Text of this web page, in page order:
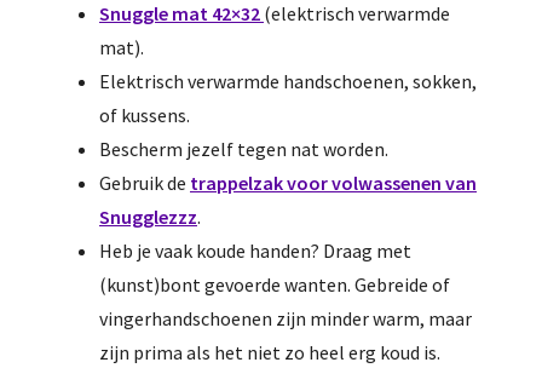
Snuggle mat 42×32 (elektrisch verwarmde
mat).
Elektrisch verwarmde handschoenen, sokken,
of kussens.
Bescherm jezelf tegen nat worden.
Gebruik de trappelzak voor volwassenen van
Snugglezzz.
Heb je vaak koude handen? Draag met
(kunst)bont gevoerde wanten. Gebreide of
vingerhandschoenen zijn minder warm, maar
zijn prima als het niet zo heel erg koud is.